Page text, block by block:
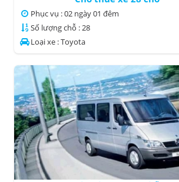
Phục vụ : 02 ngày 01 đêm
Số lượng chỗ : 28
Loại xe : Toyota